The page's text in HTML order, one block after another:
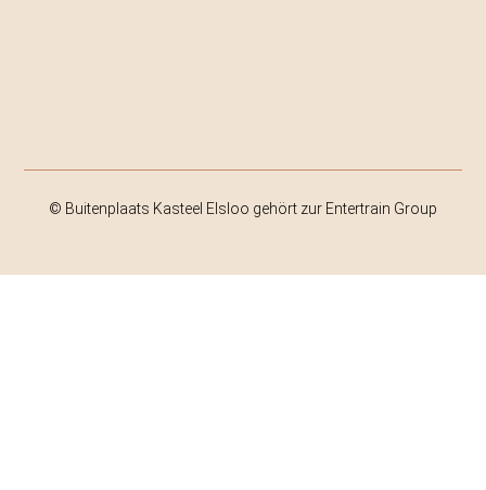
© Buitenplaats Kasteel Elsloo gehört zur Entertrain Group